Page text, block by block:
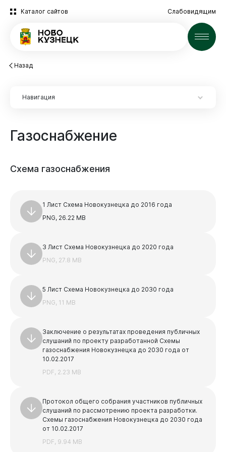
Каталог сайтов Слабовидящим
Новости
Новокузнецк
Администрация
Назад
Газоснабжение
Навигация
Опека и попечительство
Нормативно-правовые акты
Экология
Общественный экологический Совет
Прогноз погоды
Информация от Южно-Сибирского межрегионального
управления Росприроднадзора
Информация о пунктах приема отработанных
ртутьсодержащих ламп
Жилищно-коммунальное хозяйство
Жилищно-коммунальное хозяйство
График проведения гидравлических испытаний
тепловых сетей
Газоснабжение
Теплоснабжение
Схема газоснабжения
1 Лист Схема Новокузнецка до 2016 года
PNG, 26.22 MB
3 Лист Схема Новокузнецка до 2020 года
PNG, 27.8 MB
5 Лист Схема Новокузнецка до 2030 года
PNG, 11 MB
Заключение о результатах проведения публичных
слушаний по проекту разработанной Схемы
газоснабжения Новокузнецка до 2030 года от
10.02.2017
PDF, 2.23 MB
Протокол общего собрания участников публичных
слушаний по рассмотрению проекта разработки.
Схемы газоснабжения Новокузнецка до 2030 года
от 10.02.2017
PDF, 9.94 MB